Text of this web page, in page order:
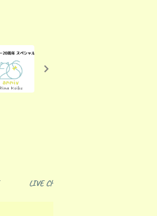
LIVE CHAT